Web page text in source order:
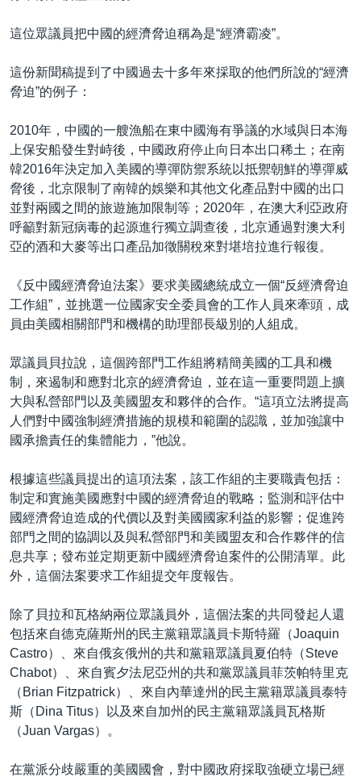
這位眾議員把中國的經濟脅迫稱為是“經濟霸凌”。
這份新聞稿提到了中國過去十多年來採取的他們所說的“經濟
脅迫”的例子：
2010年，中國的一艘漁船在東中國海有爭議的水域與日本海
上保安船發生對峙後，中國政府停止向日本出口稀土；在南
韓2016年決定加入美國的導彈防禦系統以抵禦朝鮮的導彈威
脅後，北京限制了南韓的娛樂和其他文化產品對中國的出口
並對兩國之間的旅遊施加限制等；2020年，在澳大利亞政府
呼籲對新冠病毒的起源進行獨立調查後，北京通過對澳大利
亞的酒和大麥等出口產品加徵關稅來對堪培拉進行報復。
《反中國經濟脅迫法案》要求美國總統成立一個“反經濟脅迫
工作組”，並挑選一位國家安全委員會的工作人員來牽頭，成
員由美國相關部門和機構的助理部長級別的人組成。
眾議員貝拉說，這個跨部門工作組將精簡美國的工具和機
制，來遏制和應對北京的經濟脅迫，並在這一重要問題上擴
大與私營部門以及美國盟友和夥伴的合作。“這項立法將提高
人們對中國強制經濟措施的規模和範圍的認識，並加強讓中
國承擔責任的集體能力，”他說。
根據這些議員提出的這項法案，該工作組的主要職責包括：
制定和實施美國應對中國的經濟脅迫的戰略；監測和評估中
國經濟脅迫造成的代價以及對美國國家利益的影響；促進跨
部門之間的協調以及與私營部門和美國盟友和合作夥伴的信
息共享；發布並定期更新中國經濟脅迫案件的公開清單。此
外，這個法案要求工作組提交年度報告。
除了貝拉和瓦格納兩位眾議員外，這個法案的共同發起人還
包括來自德克薩斯州的民主黨籍眾議員卡斯特羅（Joaquin
Castro）、來自俄亥俄州的共和黨籍眾議員夏伯特（Steve
Chabot）、來自賓夕法尼亞州的共和黨眾議員菲茨帕特里克
（Brian Fitzpatrick）、來自內華達州的民主黨籍眾議員泰特
斯（Dina Titus）以及來自加州的民主黨籍眾議員瓦格斯
（Juan Vargas）。
在黨派分歧嚴重的美國國會，對中國政府採取強硬立場已經